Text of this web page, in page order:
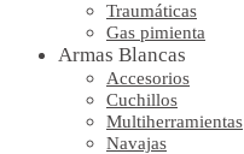
Traumáticas
Gas pimienta
Armas Blancas
Accesorios
Cuchillos
Multiherramientas
Navajas